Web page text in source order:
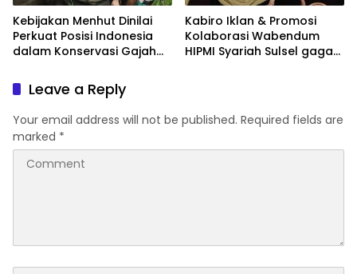
Kebijakan Menhut Dinilai
Perkuat Posisi Indonesia
dalam Konservasi Gajah
Kabiro Iklan & Promosi
Kolaborasi Wabendum
HIPMI Syariah Sulsel gagas
Leave a Reply
Your email address will not be published. Required fields are
marked *